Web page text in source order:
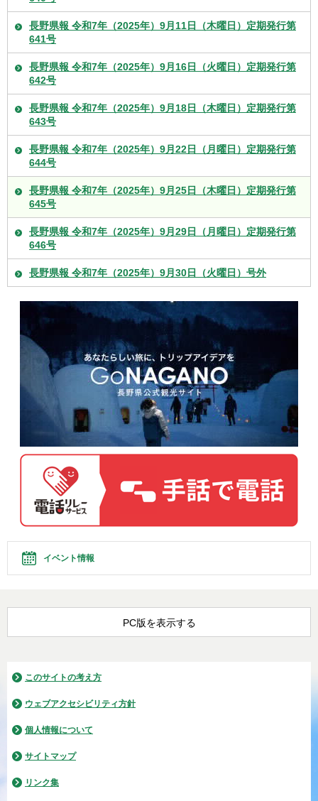
長野県報 令和7年（2025年）9月11日（木曜日）定期発行第
641号
長野県報 令和7年（2025年）9月16日（火曜日）定期発行第
642号
長野県報 令和7年（2025年）9月18日（木曜日）定期発行第
643号
長野県報 令和7年（2025年）9月22日（月曜日）定期発行第
644号
長野県報 令和7年（2025年）9月25日（木曜日）定期発行第
645号
長野県報 令和7年（2025年）9月29日（月曜日）定期発行第
646号
長野県報 令和7年（2025年）9月30日（火曜日）号外
イベント情報
PC版を表示する
このサイトの考え方
ウェブアクセシビリティ方針
個人情報について
サイトマップ
リンク集